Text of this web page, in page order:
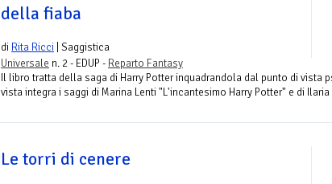
della fiaba
di Rita Ricci | Saggistica
Universale n. 2 - EDUP - Reparto Fantasy
Il libro tratta della saga di Harry Potter inquadrandola dal punto di vista
vista integra i saggi di Marina Lenti "L'incantesimo Harry Potter" e di Ilaria
Le torri di cenere